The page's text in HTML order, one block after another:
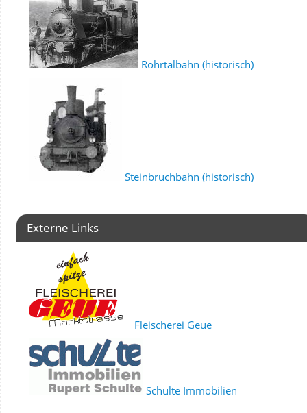
Röhrtalbahn (historisch)
Steinbruchbahn (historisch)
Externe Links
Fleischerei Geue
Schulte Immobilien